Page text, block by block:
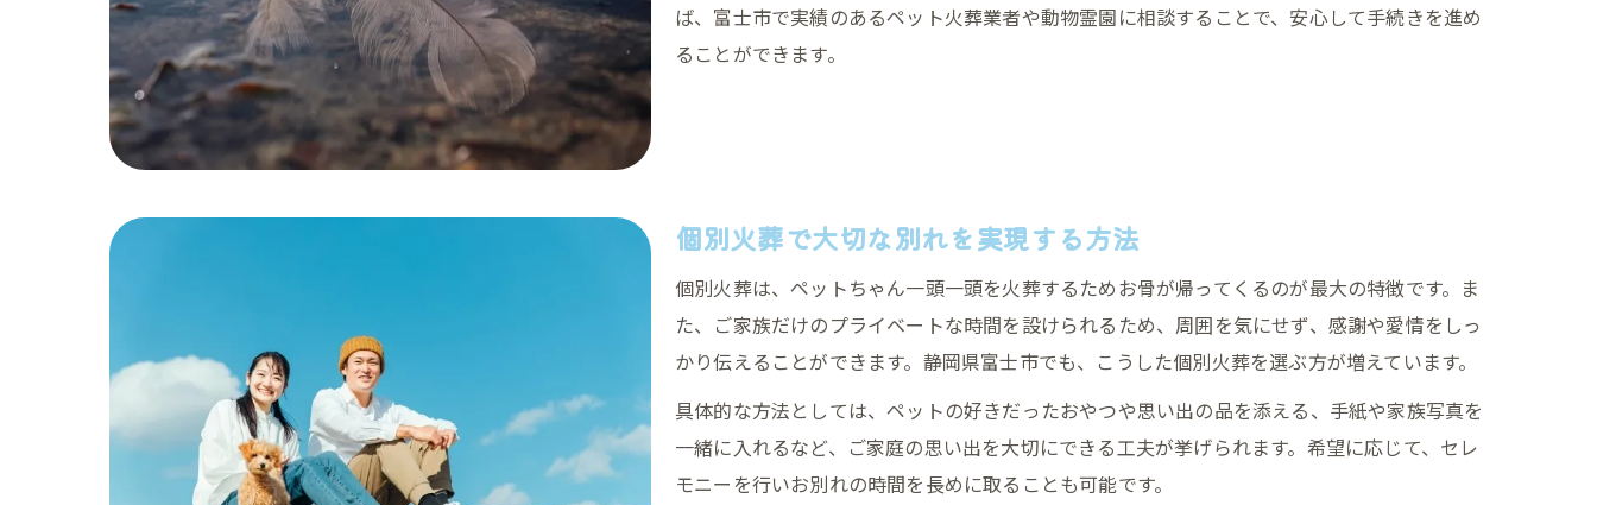
ば、富士市で実績のあるペット火葬業者や動物霊園に相談することで、安心して手続きを進め
ることができます。
個別火葬で大切な別れを実現する方法
個別火葬は、ペットちゃん一頭一頭を火葬するためお骨が帰ってくるのが最大の特徴です。ま
た、ご家族だけのプライベートな時間を設けられるため、周囲を気にせず、感謝や愛情をしっ
かり伝えることができます。静岡県富士市でも、こうした個別火葬を選ぶ方が増えています。
具体的な方法としては、ペットの好きだったおやつや思い出の品を添える、手紙や家族写真を
一緒に入れるなど、ご家庭の思い出を大切にできる工夫が挙げられます。希望に応じて、セレ
モニーを行いお別れの時間を長めに取ることも可能です。